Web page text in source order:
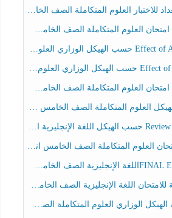
العلوم المتكاملة الصف الخامس عام الفصل الثالث
المتكاملة الصف الخامس انسبير الفصل الثالث
المتكاملة الصف الخامس عام الفصل الثالث
المتكاملة الصف الخامس انسبير الفصل الثالث
المتكاملة الصف الخامس انسبير الفصل الثالث
اللغة الإنجليزية الصف الخامس الفصل الثالث
العلوم المتكاملة الصف الخامس عام الفصل الثالث